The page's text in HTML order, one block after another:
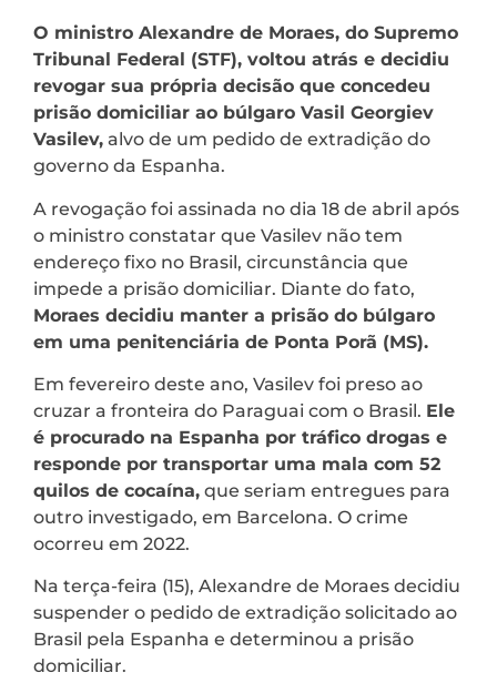
O ministro Alexandre de Moraes, do Supremo
Tribunal Federal (STF), voltou atrás e decidiu
revogar sua própria decisão que concedeu
prisão domiciliar ao búlgaro Vasil Georgiev
Vasilev, alvo de um pedido de extradição do
governo da Espanha.
A revogação foi assinada no dia 18 de abril após
o ministro constatar que Vasilev não tem
endereço fixo no Brasil, circunstância que
impede a prisão domiciliar. Diante do fato,
Moraes decidiu manter a prisão do búlgaro
em uma penitenciária de Ponta Porã (MS).
Em fevereiro deste ano, Vasilev foi preso ao
cruzar a fronteira do Paraguai com o Brasil. Ele
é procurado na Espanha por tráfico drogas e
responde por transportar uma mala com 52
quilos de cocaína, que seriam entregues para
outro investigado, em Barcelona. O crime
ocorreu em 2022.
Na terça-feira (15), Alexandre de Moraes decidiu
suspender o pedido de extradição solicitado ao
Brasil pela Espanha e determinou a prisão
domiciliar.